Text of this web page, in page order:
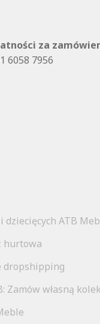
za
6058 7956
dziecięcych ATB
hurtowa
dropshipping
Zamów własną